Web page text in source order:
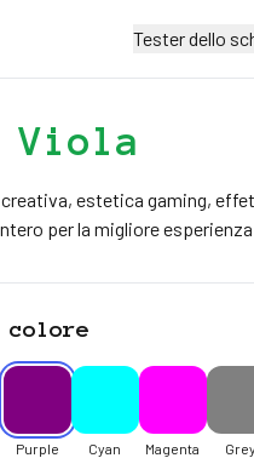
Tester dello
Viola
estetica gaming,
per la migliore
Purple Cyan Magenta